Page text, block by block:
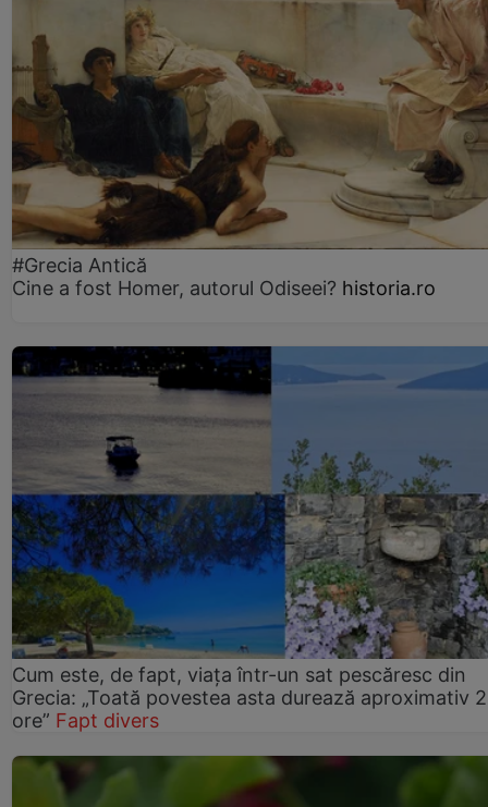
#Grecia Antică
Cine a fost Homer, autorul Odiseei? historia.ro
Cum este, de fapt, viața într-un sat pescăresc din
Grecia: „Toată povestea asta durează aproximativ
ore” Fapt divers